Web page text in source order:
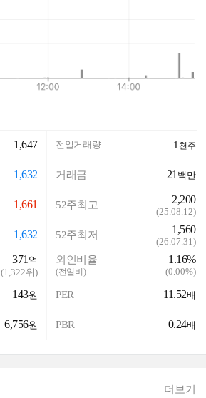
1,647
1,632
1,661
1,632
371 억
(1,322위)
143원
6,756원
전일거래량 1천주
거래금 21 백만
52주최고 2,200
(25.08.12)
52주최저 1,560
(26.07.31)
외인비율
(전일비)
1.16%
(0.00%)
PER 11.52배
PBR 0.24배
더보기